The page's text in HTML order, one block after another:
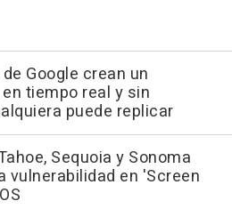
Google crean un
tiempo real y sin
puede replicar
Sequoia y Sonoma
vulnerabilidad en 'Screen